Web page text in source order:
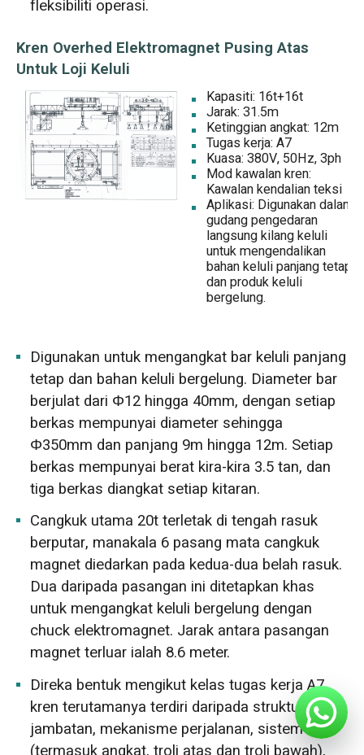
fleksibiliti operasi.
Kren Overhed Elektromagnet Pusing Atas
Untuk Loji Keluli
Kapasiti: 16t+16t
Jarak: 31.5m
Ketinggian angkat: 12m
Tugas kerja: A7
Kuasa: 380V, 50Hz, 3ph
Mod kawalan kren:
Kawalan kendalian teksi
Aplikasi: Digunakan dalam
gudang pengedaran
langsung kilang keluli
untuk mengendalikan
bahan keluli panjang tetap
dan produk keluli
bergelung.
Digunakan untuk mengangkat bar keluli panjang
tetap dan bahan keluli bergelung. Diameter bar
berjulat dari Φ12 hingga 40mm, dengan setiap
berkas mempunyai diameter sehingga
Φ350mm dan panjang 9m hingga 12m. Setiap
berkas mempunyai berat kira-kira 3.5 tan, dan
tiga berkas diangkat setiap kitaran.
Cangkuk utama 20t terletak di tengah rasuk
berputar, manakala 6 pasang mata cangkuk
magnet diedarkan pada kedua-dua belah rasuk.
Dua daripada pasangan ini ditetapkan khas
untuk mengangkat keluli bergelung dengan
chuck elektromagnet. Jarak antara pasangan
magnet terluar ialah 8.6 meter.
Direka bentuk mengikut kelas tugas kerja A7,
kren terutamanya terdiri daripada struktur
jambatan, mekanisme perjalanan, sistem troli